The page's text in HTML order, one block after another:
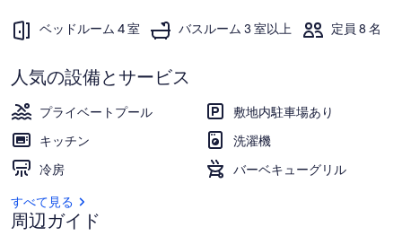
グ
フ
ラ
ッ
ツ
プ
ラ
イ
ベッドルーム 4 室 バスルーム 3 室以上 定員 8 名
人気の設備とサービス
プライベートプール
敷地内駐車場あり
キッチン
洗濯機
冷房
バーベキューグリル
すべて見る
周辺ガイド